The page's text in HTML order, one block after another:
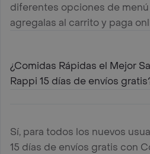
diferentes opciones de
agregalas al carrito y paga
¿Comidas Rápidas el Mejor
Rappi 15 días de envíos
Sí, para todos los nuevos
15 días de envíos gratis con